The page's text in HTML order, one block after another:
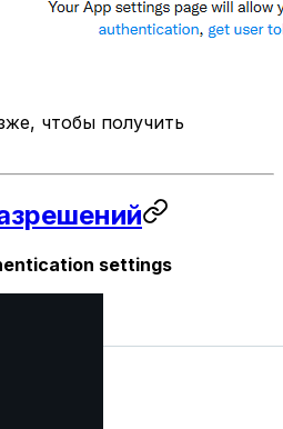
чтобы получить
settings